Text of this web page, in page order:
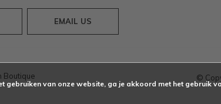
EMAIL US
©
gebruiken van onze website, ga je akkoord met het gebruik